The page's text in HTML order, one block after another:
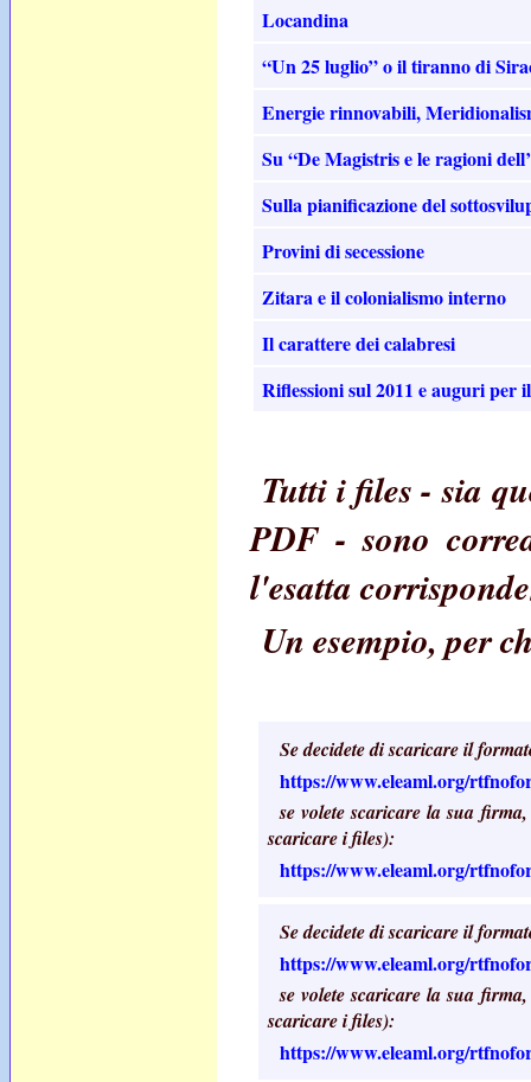
Locandina
“Un 25 luglio” o il tiranno di
Energie rinnovabili,
Su “De Magistris e le ragioni
Sulla pianificazione del
Provini di secessione
Zitara e il colonialismo interno
Il carattere dei calabresi
Riflessioni sul 2011 e auguri per
Tutti i files - sia
PDF - sono
l'esatta
Un esempio, per
Se decidete di scaricare il
https://www.eleaml.org/
se volete scaricare la sua
scaricare i files):
https://www.eleaml.org/
Se decidete di scaricare il
https://www.eleaml.org/
se volete scaricare la sua
scaricare i files):
https://www.eleaml.org/